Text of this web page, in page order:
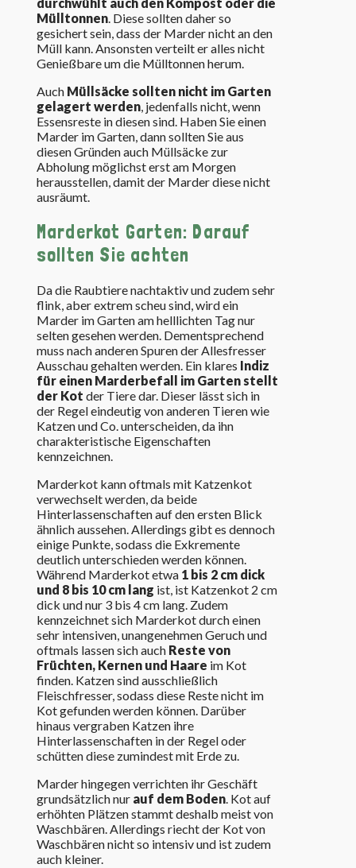
Mülltonnen. Diese sollten daher so
gesichert sein, dass der Marder nicht an den
Müll kann. Ansonsten verteilt er alles nicht
Genießbare um die Mülltonnen herum.
Auch Müllsäcke sollten nicht im Garten
gelagert werden, jedenfalls nicht, wenn
Essensreste in diesen sind. Haben Sie einen
Marder im Garten, dann sollten Sie aus
diesen Gründen auch Müllsäcke zur
Abholung möglichst erst am Morgen
herausstellen, damit der Marder diese nicht
ausräumt.
Marderkot Garten: Darauf
sollten Sie achten
Da die Raubtiere nachtaktiv und zudem sehr
flink, aber extrem scheu sind, wird ein
Marder im Garten am helllichten Tag nur
selten gesehen werden. Dementsprechend
muss nach anderen Spuren der Allesfresser
Ausschau gehalten werden. Ein klares Indiz
für einen Marderbefall im Garten stellt
der Kot der Tiere dar. Dieser lässt sich in
der Regel eindeutig von anderen Tieren wie
Katzen und Co. unterscheiden, da ihn
charakteristische Eigenschaften
kennzeichnen.
Marderkot kann oftmals mit Katzenkot
verwechselt werden, da beide
Hinterlassenschaften auf den ersten Blick
ähnlich aussehen. Allerdings gibt es dennoch
einige Punkte, sodass die Exkremente
deutlich unterschieden werden können.
Während Marderkot etwa 1 bis 2 cm dick
und 8 bis 10 cm lang ist, ist Katzenkot 2 cm
dick und nur 3 bis 4 cm lang. Zudem
kennzeichnet sich Marderkot durch einen
sehr intensiven, unangenehmen Geruch und
oftmals lassen sich auch Reste von
Früchten, Kernen und Haare im Kot
finden. Katzen sind ausschließlich
Fleischfresser, sodass diese Reste nicht im
Kot gefunden werden können. Darüber
hinaus vergraben Katzen ihre
Hinterlassenschaften in der Regel oder
schütten diese zumindest mit Erde zu.
Marder hingegen verrichten ihr Geschäft
grundsätzlich nur auf dem Boden. Kot auf
erhöhten Plätzen stammt deshalb meist von
Waschbären. Allerdings riecht der Kot von
Waschbären nicht so intensiv und ist zudem
auch kleiner.